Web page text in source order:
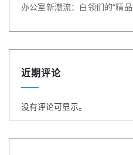
办公室新潮流：白领们的“精
近期评论
没有评论可显示。